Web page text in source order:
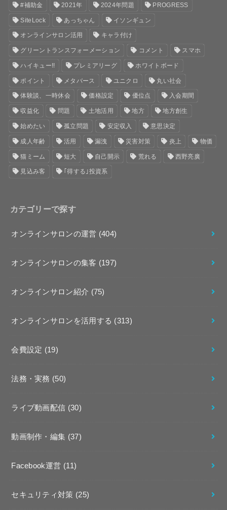
#補助金 2021年 2024年問題 PROGRESS
SiteLock あっちゃん イソンギュン
オンラインサロン活用 キャラ付け
グリーントランスフォーメーション コメント スマホ
ハイキュー!! プレミアリーグ ホワイトボード
ポイント メタバース ユニクロ 丸い社会
体験談、一時休会 価格設定 優位点 入会期間
収益化 問題 土地活用 地方 地方創生
始めたい 孤立問題 安定収入 意思決定
成人年齢 活用 漏洩 災害対策 炎上 物価
猫ミーム 短大 自己開示 荒れる 西野亮廣
見込み客 ｢得する｣投資系
カテゴリーで探す
オンラインサロンの運営 (404)
オンラインサロンの集客 (197)
オンラインサロン紹介 (75)
オンラインサロンを活用する (313)
会費設定 (19)
法務・実務 (50)
ライブ動画配信 (30)
動画制作・編集 (37)
Facebook運営 (11)
セキュリティ対策 (25)